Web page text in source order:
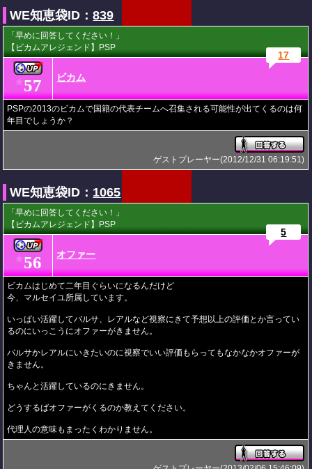
WE知恵袋ID：839
「早めに回答してください！」
【ビカムアレジェンド】PSP
★57 ビカム
17
PSPの2013のビカムで国籍の代表チームへ召集される可能性が出てくるのは何
年目でしょうか？
ゲストプレーヤー(2012/12/31 06:19:51)
WE知恵袋ID： 1065
「早めに回答してください！」
【ビカムアレジェンド】PSP
★56 オファー
5
ビカムはじめて二年目ぐらいになるんだけど
今、マルセイユ所属しています。
いっぱい活躍してバルサ、レアルなど視察にきて予想以上の評価とか言ってい
るのにいっこうにオファーがきません。
バルサかレアルにいきたいのに視察でいい評価もらってもなかなかオファーが
きません。
ちゃんと活躍しているのにきません。
どうするばオファーがくるのか教えてください。
代理人の意味もまったくわかりません。